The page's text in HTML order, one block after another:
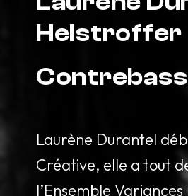
Helstroffer
Laurène Durantel
Créative, elle a tout
l’Ensemble